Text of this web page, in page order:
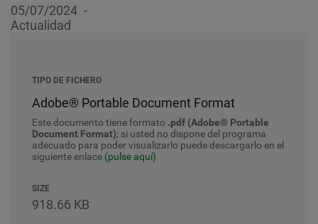
05/07/2024
Actualidad
TIPO DE FICHERO
Adobe® Portable Document Format
Este documento tiene formato .pdf (Adobe® Portable
Document Format); si usted no dispone del programa
adecuado para poder visualizarlo puede descargarlo en el
siguiente enlace (pulse aquí)
SIZE
918.66 KB